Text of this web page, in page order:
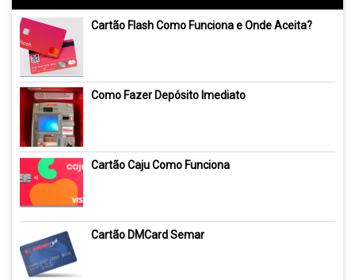
Cartão Flash Como Funciona e Onde Aceita?
Como Fazer Depósito Imediato
Cartão Caju Como Funciona
Cartão DMCard Semar